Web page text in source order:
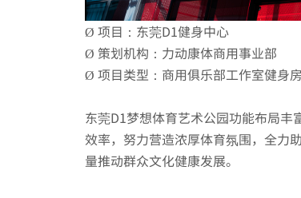
Ø 项目：东莞D1健身中心
Ø 策划机构：力动康体商用事业部
Ø 项目类型：商用俱乐部工作室健身房
东莞D1梦想体育艺术公园功能布局
效率，努力营造浓厚体育氛围，全力
量推动群众文化健康发展。